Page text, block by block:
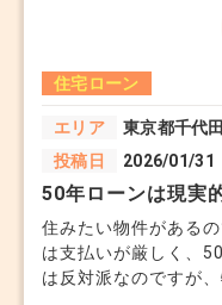
●使うのが一般的な
土地先行で決済が必
建物完成まで住宅
融資を使うのが通常
●使わずに済むケース
自己資金で土地代
銀行が分割実行（
いです。 フラット35
満たせるのか分かり
査を有利に進める方
教えて頂きたいです。
収450万 私 年収300
金 200万
住宅ローン
エリア
東京都千代
投稿日
2026/01/31
50年ローンは現実
住みたい物件がある
は支払いが厳しく、
は反対派なのですが